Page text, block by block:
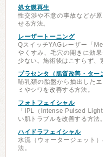
処女膜再生
性交渉や不意の事故などが
せる方法。
レーザートーニング
QスイッチYAGレーザー「
やくすみ、毛穴の開きに効
少ない。施術後はこすらず、
プラセンタ（肌質改善・ター
哺乳類の胎盤から抽出した
ミやシワを改善する方法。
フォトフェイシャル
「IPL（Intense Pulsed
い肌トラブルを改善する方法。
ハイドラフェイシャル
水流（ウォータージェット
法。